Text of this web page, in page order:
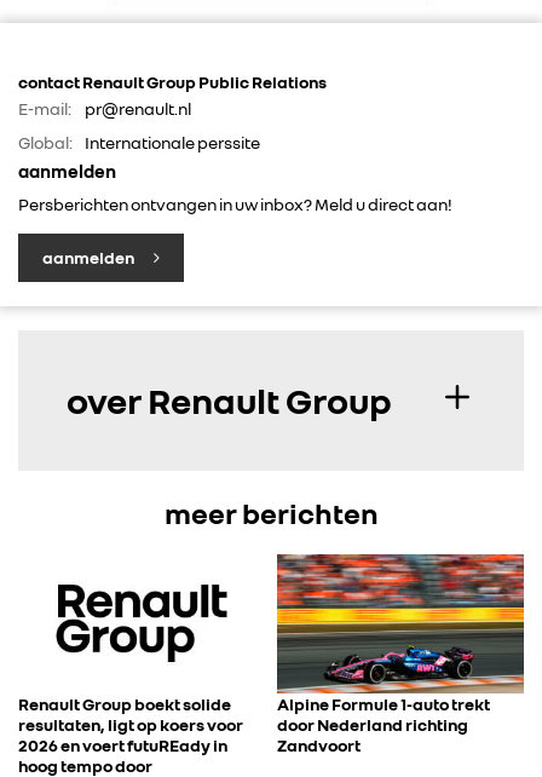
IN DE MEDIA
contact Renault Group Public Relations
E-mail:
pr@renault.nl
Global:
Internationale perssite
aanmelden
Persberichten ontvangen in uw inbox? Meld u direct aan!
aanmelden
over Renault Group
meer berichten
Renault Group boekt solide
resultaten, ligt op koers voor
2026 en voert futuREady in
hoog tempo door
Alpine Formule 1-auto trekt
door Nederland richting
Zandvoort